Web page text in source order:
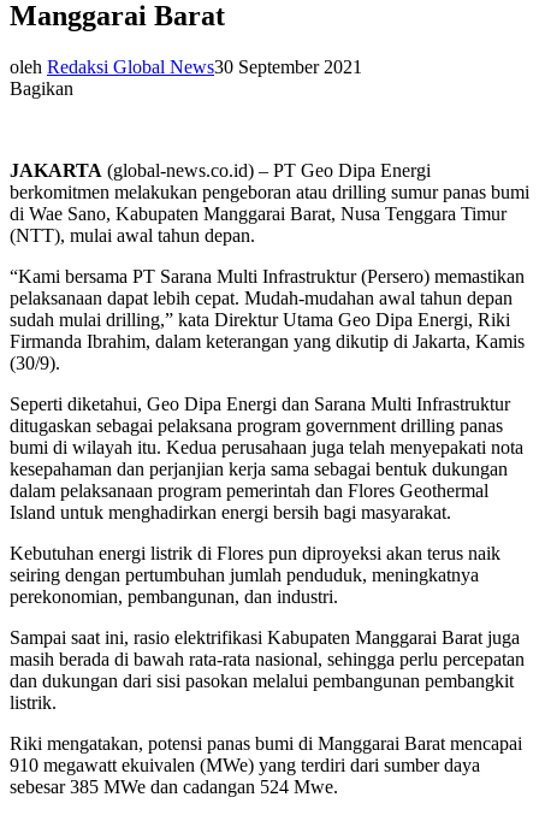
Manggarai Barat
oleh Redaksi Global News30 September 2021
Bagikan
JAKARTA (global-news.co.id) – PT Geo Dipa Energi
berkomitmen melakukan pengeboran atau drilling sumur panas bumi
di Wae Sano, Kabupaten Manggarai Barat, Nusa Tenggara Timur
(NTT), mulai awal tahun depan.
“Kami bersama PT Sarana Multi Infrastruktur (Persero) memastikan
pelaksanaan dapat lebih cepat. Mudah-mudahan awal tahun depan
sudah mulai drilling,” kata Direktur Utama Geo Dipa Energi, Riki
Firmanda Ibrahim, dalam keterangan yang dikutip di Jakarta, Kamis
(30/9).
Seperti diketahui, Geo Dipa Energi dan Sarana Multi Infrastruktur
ditugaskan sebagai pelaksana program government drilling panas
bumi di wilayah itu. Kedua perusahaan juga telah menyepakati nota
kesepahaman dan perjanjian kerja sama sebagai bentuk dukungan
dalam pelaksanaan program pemerintah dan Flores Geothermal
Island untuk menghadirkan energi bersih bagi masyarakat.
Kebutuhan energi listrik di Flores pun diproyeksi akan terus naik
seiring dengan pertumbuhan jumlah penduduk, meningkatnya
perekonomian, pembangunan, dan industri.
Sampai saat ini, rasio elektrifikasi Kabupaten Manggarai Barat juga
masih berada di bawah rata-rata nasional, sehingga perlu percepatan
dan dukungan dari sisi pasokan melalui pembangunan pembangkit
listrik.
Riki mengatakan, potensi panas bumi di Manggarai Barat mencapai
910 megawatt ekuivalen (MWe) yang terdiri dari sumber daya
sebesar 385 MWe dan cadangan 524 Mwe.